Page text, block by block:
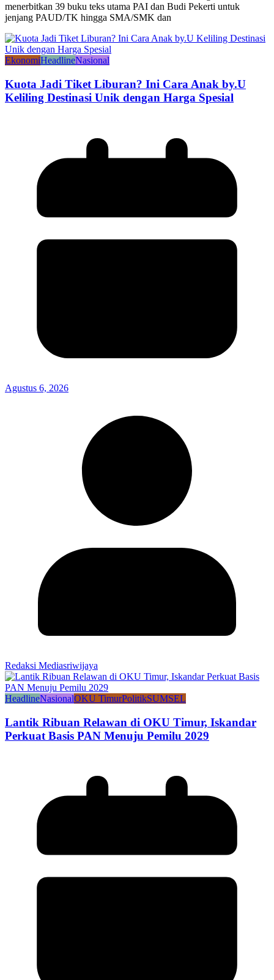
menerbitkan 39 buku teks utama PAI dan Budi Pekerti untuk
jenjang PAUD/TK hingga SMA/SMK dan
EkonomiHeadlineNasional
Kuota Jadi Tiket Liburan? Ini Cara Anak by.U
Keliling Destinasi Unik dengan Harga Spesial
Agustus 6, 2026
Redaksi Mediasriwijaya
HeadlineNasionalOKU TimurPolitikSUMSEL
Lantik Ribuan Relawan di OKU Timur, Iskandar
Perkuat Basis PAN Menuju Pemilu 2029